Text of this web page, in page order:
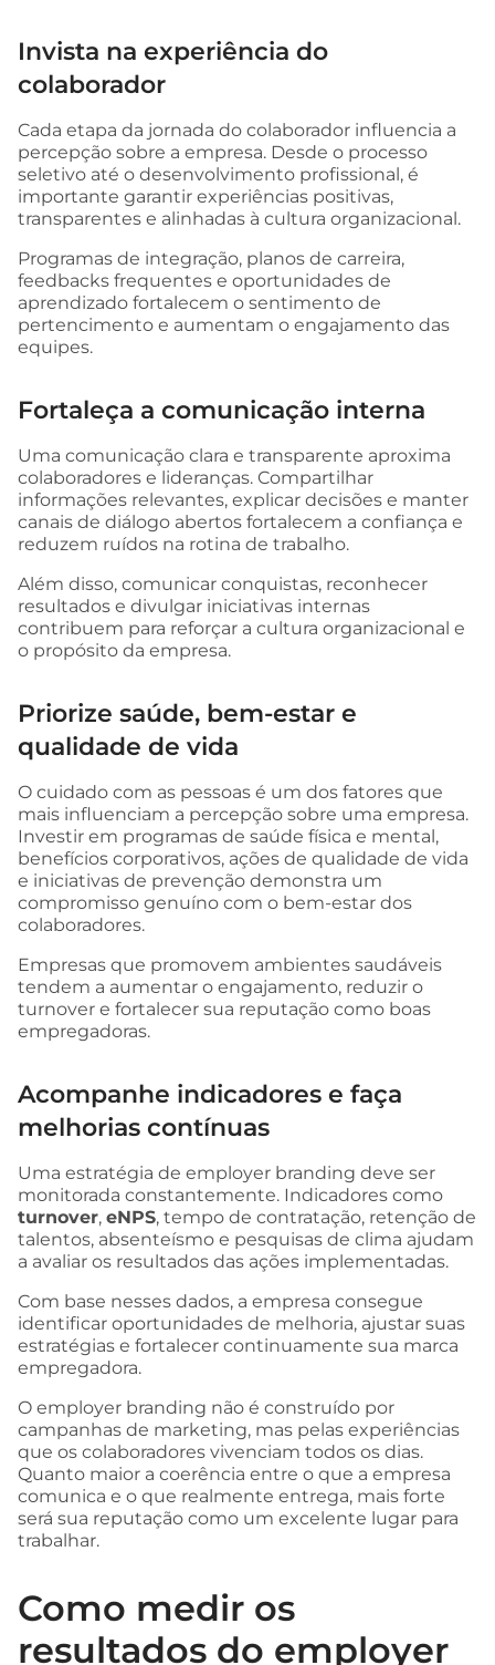
Invista na experiência do
colaborador
Cada etapa da jornada do colaborador influencia a
percepção sobre a empresa. Desde o processo
seletivo até o desenvolvimento profissional, é
importante garantir experiências positivas,
transparentes e alinhadas à cultura organizacional.
Programas de integração, planos de carreira,
feedbacks frequentes e oportunidades de
aprendizado fortalecem o sentimento de
pertencimento e aumentam o engajamento das
equipes.
Fortaleça a comunicação interna
Uma comunicação clara e transparente aproxima
colaboradores e lideranças. Compartilhar
informações relevantes, explicar decisões e manter
canais de diálogo abertos fortalecem a confiança e
reduzem ruídos na rotina de trabalho.
Além disso, comunicar conquistas, reconhecer
resultados e divulgar iniciativas internas
contribuem para reforçar a cultura organizacional e
o propósito da empresa.
Priorize saúde, bem-estar e
qualidade de vida
O cuidado com as pessoas é um dos fatores que
mais influenciam a percepção sobre uma empresa.
Investir em programas de saúde física e mental,
benefícios corporativos, ações de qualidade de vida
e iniciativas de prevenção demonstra um
compromisso genuíno com o bem-estar dos
colaboradores.
Empresas que promovem ambientes saudáveis
tendem a aumentar o engajamento, reduzir o
turnover e fortalecer sua reputação como boas
empregadoras.
Acompanhe indicadores e faça
melhorias contínuas
Uma estratégia de employer branding deve ser
monitorada constantemente. Indicadores como
turnover, eNPS, tempo de contratação, retenção de
talentos, absenteísmo e pesquisas de clima ajudam
a avaliar os resultados das ações implementadas.
Com base nesses dados, a empresa consegue
identificar oportunidades de melhoria, ajustar suas
estratégias e fortalecer continuamente sua marca
empregadora.
O employer branding não é construído por
campanhas de marketing, mas pelas experiências
que os colaboradores vivenciam todos os dias.
Quanto maior a coerência entre o que a empresa
comunica e o que realmente entrega, mais forte
será sua reputação como um excelente lugar para
trabalhar.
Como medir os
resultados do employer